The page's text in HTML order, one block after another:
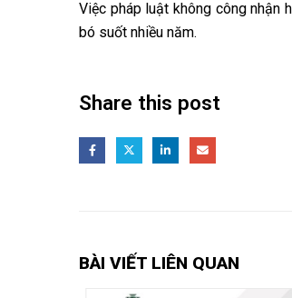
Việc pháp luật không công nhận
bó suốt nhiều năm.
Share this post
BÀI VIẾT LIÊN QUAN